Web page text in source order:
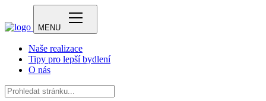
MENU
Naše realizace
Tipy pro lepší bydlení
O nás